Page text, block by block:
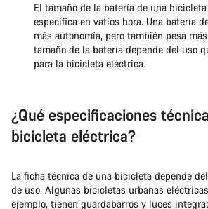
El tamaño de la batería de una
especifica en vatios hora. Una batería
más autonomía, pero también pesa
tamaño de la batería depende del uso
para la bicicleta eléctrica.
¿Qué especificaciones
bicicleta eléctrica?
La ficha técnica de una bicicleta depende
de uso. Algunas bicicletas urbanas
ejemplo, tienen guardabarros y luces